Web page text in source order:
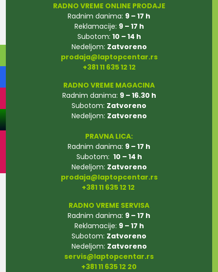
RADNO VREME ONLINE PRODAJE
Radnim danima: 9 – 17 h
Reklamacije: 9 – 17 h
Subotom: 10 – 14 h
Nedeljom: Zatvoreno
prodaja@laptopcentar.rs
+381 11 635 12 12
RADNO VREME MAGACINA
Radnim danima: 9 – 16.30 h
Subotom: Zatvoreno
Nedeljom: Zatvoreno
PRAVNA LICA:
Radnim danima: 9 – 17 h
Subotom: 10 – 14 h
Nedeljom: Zatvoreno
prodaja@laptopcentar.rs
+381 11 635 12 12
RADNO VREME SERVISA
Radnim danima: 9 – 17 h
Reklamacije: 9 – 17 h
Subotom: Zatvoreno
Nedeljom: Zatvoreno
servis@laptopcentar.rs
+381 11 635 12 20